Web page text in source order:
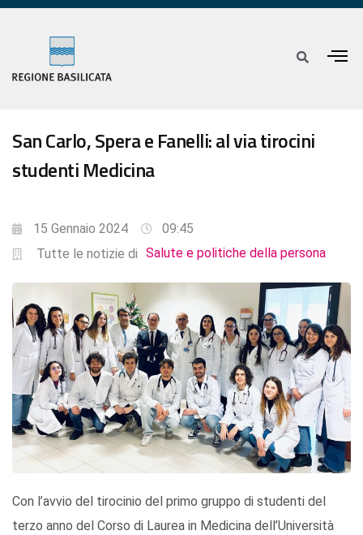
San Carlo, Spera e Fanelli: al via tirocini
studenti Medicina
15 Gennaio 2024
09:45
Tutte le notizie di Salute e politiche della persona
Con l’avvio del tirocinio del primo gruppo di studenti del
terzo anno del Corso di Laurea in Medicina dell’Università